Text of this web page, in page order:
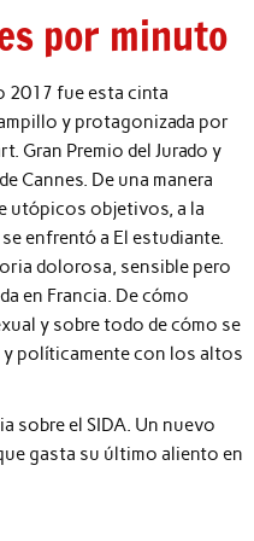
por minuto
2017 fue esta cinta
y protagonizada por
Gran Premio del Jurado y
Cannes. De una manera
utópicos objetivos, a la
enfrentó a El estudiante.
dolorosa, sensible pero
en Francia. De cómo
y sobre todo de cómo se
políticamente con los altos
sobre el SIDA. Un nuevo
gasta su último aliento en